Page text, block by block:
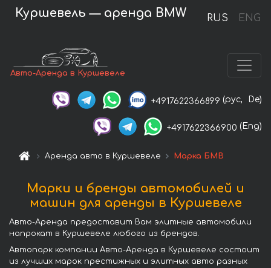
RUS ENG
Куршевель — аренда BMW
Авто-Аренда в Куршевеле
+4917622366899 (рус, De)
+4917622366900 (Eng)
Аренда авто в Куршевеле Марка БМВ
Марки и бренды автомобилей и
машин для аренды в Куршевеле
Авто-Аренда предоставит Вам элитные автомобили
напрокат в Куршевеле любого из брендов.
Автопарк компании Авто-Аренда в Куршевеле состоит
из лучших марок престижных и элитных авто разных